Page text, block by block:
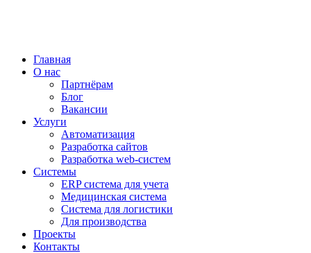
Главная
О нас
Партнёрам
Блог
Вакансии
Услуги
Автоматизация
Разработка сайтов
Разработка web-систем
Системы
ERP система для учета
Медицинская система
Система для логистики
Для производства
Проекты
Контакты